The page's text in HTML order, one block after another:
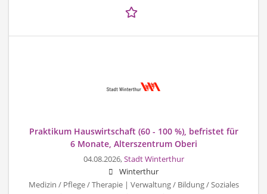
Praktikum Hauswirtschaft (60 - 100 %), befristet für
6 Monate, Alterszentrum Oberi
04.08.2026,Stadt Winterthur
Winterthur
Medizin / Pflege / Therapie | Verwaltung / Bildung / Soziales